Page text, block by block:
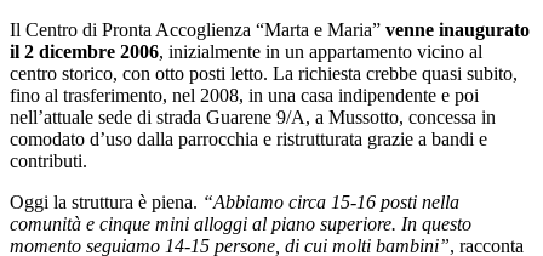
Il Centro di Pronta Accoglienza “Marta e Maria” venne inaugurato
il 2 dicembre 2006, inizialmente in un appartamento vicino al
centro storico, con otto posti letto. La richiesta crebbe quasi subito,
fino al trasferimento, nel 2008, in una casa indipendente e poi
nell’attuale sede di strada Guarene 9/A, a Mussotto, concessa in
comodato d’uso dalla parrocchia e ristrutturata grazie a bandi e
contributi.
Oggi la struttura è piena. “Abbiamo circa 15-16 posti nella
comunità e cinque mini alloggi al piano superiore. In questo
momento seguiamo 14-15 persone, di cui molti bambini”, racconta